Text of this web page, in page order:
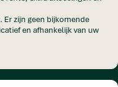
zijn geen bijkomende
en afhankelijk van uw